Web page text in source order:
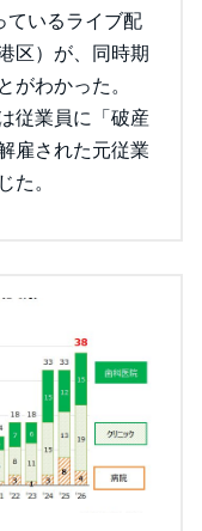
ているライブ配
区）が、同時期
がわかった。
従業員に「破産
雇された元従業
た。